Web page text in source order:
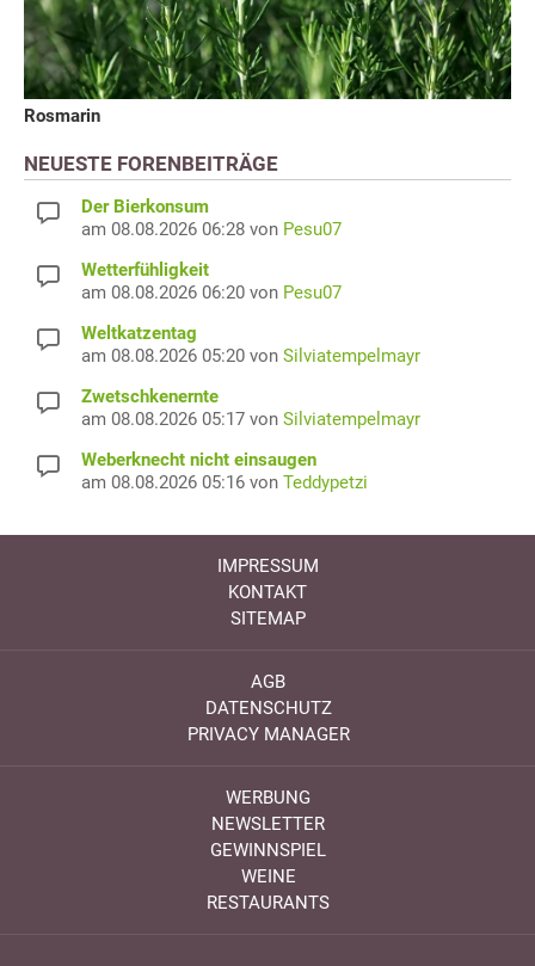
Rosmarin
NEUESTE FORENBEITRÄGE
Der Bierkonsum
am 08.08.2026 06:28 von Pesu07
Wetterfühligkeit
am 08.08.2026 06:20 von Pesu07
Weltkatzentag
am 08.08.2026 05:20 von Silviatempelmayr
Zwetschkenernte
am 08.08.2026 05:17 von Silviatempelmayr
Weberknecht nicht einsaugen
am 08.08.2026 05:16 von Teddypetzi
IMPRESSUM
KONTAKT
SITEMAP
AGB
DATENSCHUTZ
PRIVACY MANAGER
WERBUNG
NEWSLETTER
GEWINNSPIEL
WEINE
RESTAURANTS